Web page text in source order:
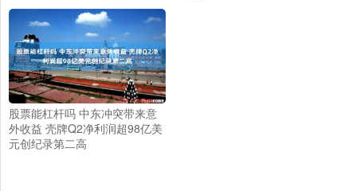
股票能杠杆吗 中东冲突带来意
外收益 壳牌Q2净利润超98亿美
元创纪录第二高